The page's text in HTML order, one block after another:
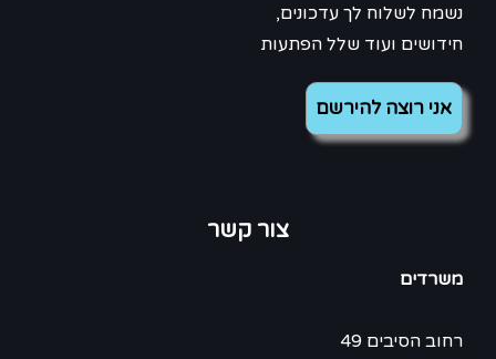
נשמח לשלוח לך עדכונים,
חידושים ועוד שלל הפתעות
צור קשר
משרדים
רחוב הסיבים 49